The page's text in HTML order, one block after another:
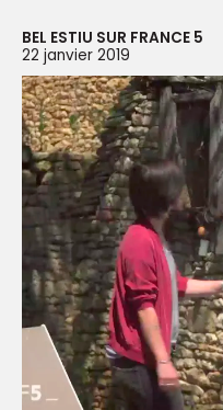
BEL ESTIU SUR FRANCE 5
22 janvier 2019